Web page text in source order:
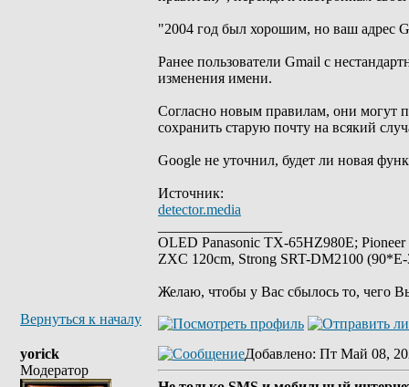
"2004 год был хорошим, но ваш адрес
Ранее пользователи Gmail с
изменения имени.
Согласно новым правилам, они могут
сохранить старую почту на всякий
Google не уточнил, будет ли новая
Источник:
detector.media
OLED Panasonic TX-65HZ980E;
ZXC 120cm, Strong SRT-DM2100
Желаю, чтобы у Вас сбылось то, чего
Вернуться к началу
yorick
Модератор
Добавлено: Пт Май 08,